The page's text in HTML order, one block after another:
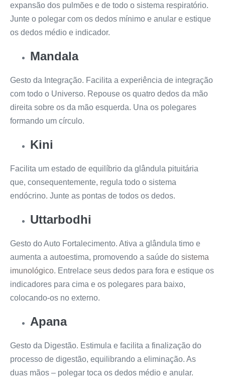
expansão dos pulmões e de todo o sistema respiratório.
Junte o polegar com os dedos mínimo e anular e estique
os dedos médio e indicador.
Mandala
Gesto da Integração. Facilita a experiência de integração
com todo o Universo. Repouse os quatro dedos da mão
direita sobre os da mão esquerda. Una os polegares
formando um círculo.
Kini
Facilita um estado de equilíbrio da glândula pituitária
que, consequentemente, regula todo o sistema
endócrino. Junte as pontas de todos os dedos.
Uttarbodhi
Gesto do Auto Fortalecimento. Ativa a glândula timo e
aumenta a autoestima, promovendo a saúde do sistema
imunológico. Entrelace seus dedos para fora e estique os
indicadores para cima e os polegares para baixo,
colocando-os no externo.
Apana
Gesto da Digestão. Estimula e facilita a finalização do
processo de digestão, equilibrando a eliminação. As
duas mãos – polegar toca os dedos médio e anular.